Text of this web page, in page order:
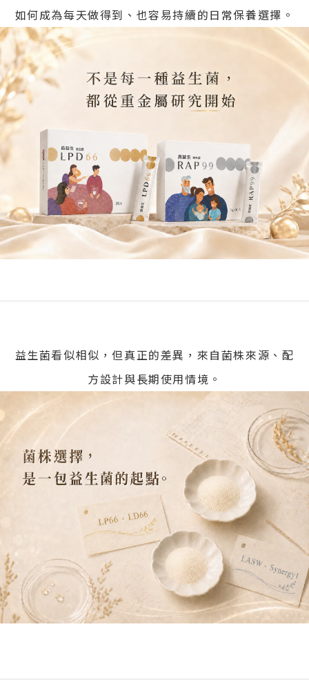
如何成為每天做得到、也容易持續的日常保養選擇。
益生菌看似相似，但真正的差異，來自菌株來源、配
方設計與長期使用情境。